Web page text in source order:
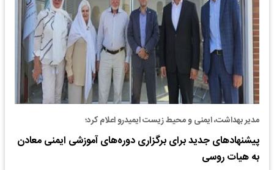
مدیر بهداشت، ایمنی و محیط زیست ایمیدرو اعلام کرد؛
پیشنهادهای جدید برای برگزاری دوره‌های آموزشی ایمنی معادن
به هیات روسی